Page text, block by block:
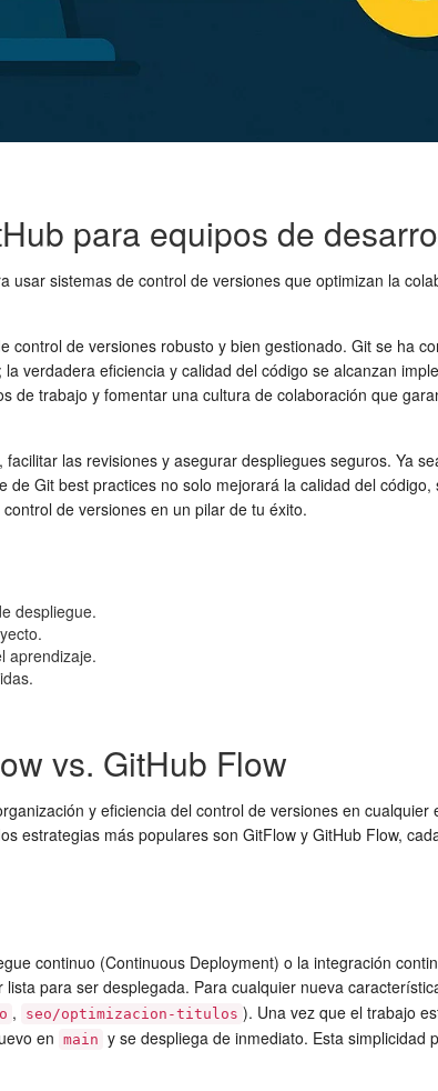
para equipos de
usar sistemas de control de versiones que optimizan la
de versiones robusto y bien gestionado. Git se ha
verdadera eficiencia y calidad del código se alcanzan
trabajo y fomentar una cultura de colaboración que
las revisiones y asegurar despliegues seguros. Ya
de Git best practices no solo mejorará la calidad del
control de versiones en un pilar de tu éxito.
despliegue.
aprendizaje.
vs. GitHub Flow
y eficiencia del control de versiones en cualquier
estrategias más populares son GitFlow y GitHub Flow,
continuo (Continuous Deployment) o la integración
para ser desplegada. Para cualquier nueva
, seo/optimizacion-titulos ). Una vez que el trabajo
en main y se despliega de inmediato. Esta simplicidad